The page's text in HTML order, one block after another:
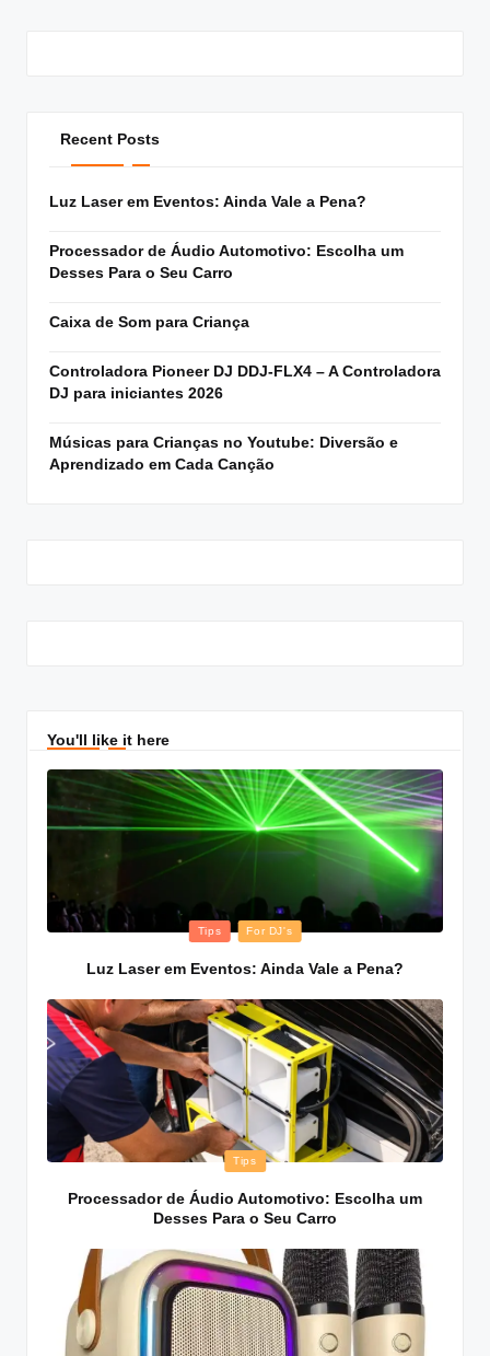
Recent Posts
Luz Laser em Eventos: Ainda Vale a Pena?
Processador de Áudio Automotivo: Escolha um
Desses Para o Seu Carro
Caixa de Som para Criança
Controladora Pioneer DJ DDJ-FLX4 – A Controladora
DJ para iniciantes 2026
Músicas para Crianças no Youtube: Diversão e
Aprendizado em Cada Canção
You'll like it here
Posted
Tips For DJ's
Luz Laser em Eventos: Ainda Vale a Pena?
Posted
Tips
Processador de Áudio Automotivo: Escolha um
Desses Para o Seu Carro